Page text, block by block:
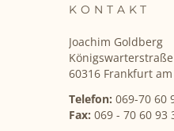
KONTAKT
Joachim Goldberg
60316 Frankfurt
Telefon: 069-70 60
Fax: 069 - 70 60 93